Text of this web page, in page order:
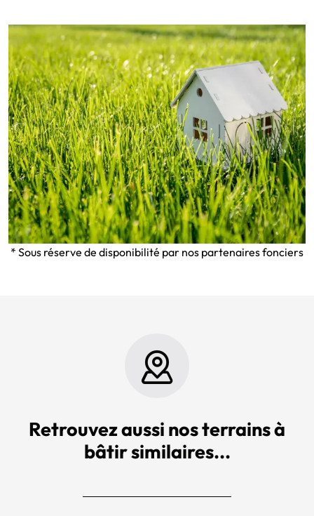
* Sous réserve de disponibilité par nos partenaires fonciers
Retrouvez aussi nos terrains à
bâtir similaires...